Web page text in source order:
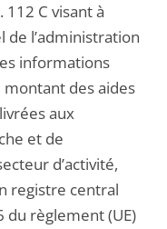
C visant à
l’administration
informations
des aides
aux
et de
d’activité,
registre central
du règlement (UE)